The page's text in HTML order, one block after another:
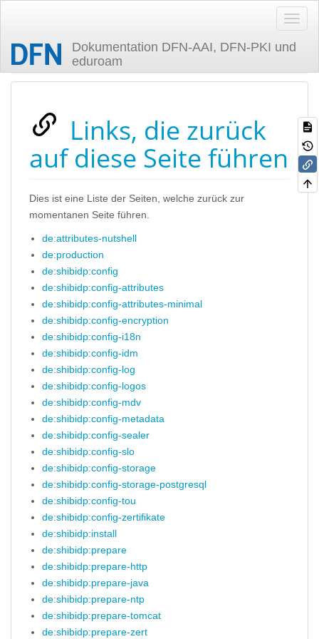
Dokumentation DFN-AAI, DFN-PKI und
eduroam
Zuletzt angesehen
Links, die zurück
auf diese Seite führen
Dies ist eine Liste der Seiten, welche zurück zur
momentanen Seite führen.
de:attributes-nutshell
de:production
de:shibidp:config
de:shibidp:config-attributes
de:shibidp:config-attributes-minimal
de:shibidp:config-encryption
de:shibidp:config-i18n
de:shibidp:config-idm
de:shibidp:config-log
de:shibidp:config-logos
de:shibidp:config-mdv
de:shibidp:config-metadata
de:shibidp:config-sealer
de:shibidp:config-slo
de:shibidp:config-storage
de:shibidp:config-storage-postgresql
de:shibidp:config-tou
de:shibidp:config-zertifikate
de:shibidp:install
de:shibidp:prepare
de:shibidp:prepare-http
de:shibidp:prepare-java
de:shibidp:prepare-ntp
de:shibidp:prepare-tomcat
de:shibidp:prepare-zert